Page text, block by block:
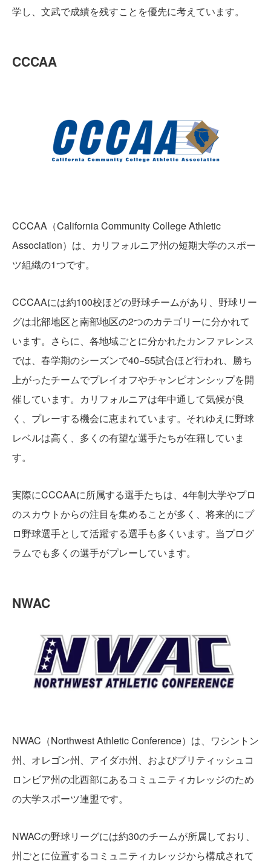
学し、文武で成績を残すことを優先に考えています。
CCCAA
CCCAA（California Community College Athletic
Association）は、カリフォルニア州の短期大学のスポー
ツ組織の1つです。
CCCAAには約100校ほどの野球チームがあり、野球リー
グは北部地区と南部地区の2つのカテゴリーに分かれて
います。さらに、各地域ごとに分かれたカンファレンス
では、春学期のシーズンで40−55試合ほど行われ、勝ち
上がったチームでプレイオフやチャンピオンシップを開
催しています。カリフォルニアは年中通して気候が良
く、プレーする機会に恵まれています。それゆえに野球
レベルは高く、多くの有望な選手たちが在籍していま
す。
実際にCCCAAに所属する選手たちは、4年制大学やプロ
のスカウトからの注目を集めることが多く、将来的にプ
ロ野球選手として活躍する選手も多くいます。当プログ
ラムでも多くの選手がプレーしています。
NWAC
NWAC（Northwest Athletic Conference）は、ワシントン
州、オレゴン州、アイダホ州、およびブリティッシュコ
ロンビア州の北西部にあるコミュニティカレッジのため
の大学スポーツ連盟です。
NWACの野球リーグには約30のチームが所属しており、
州ごとに位置するコミュニティカレッジから構成されて